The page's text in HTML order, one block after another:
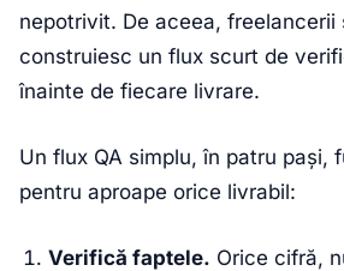
nepotrivit. De aceea, freelancerii
construiesc un flux scurt de
înainte de fiecare livrare.
Un flux QA simplu, în patru pași,
pentru aproape orice livrabil:
Verifică faptele. Orice cifră,